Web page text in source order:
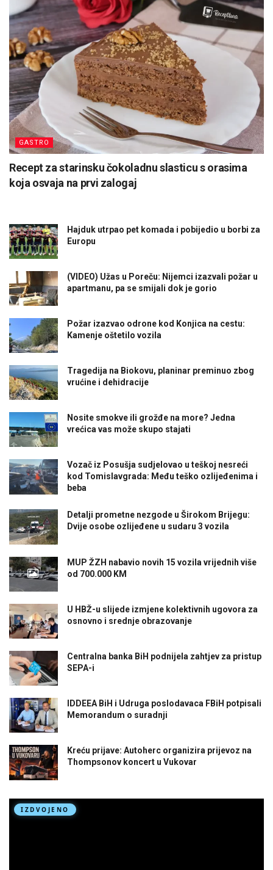
GASTRO
Recept za starinsku čokoladnu slasticu s orasima
koja osvaja na prvi zalogaj
Hajduk utrpao pet komada i pobijedio u borbi za
Europu
(VIDEO) Užas u Poreču: Nijemci izazvali požar u
apartmanu, pa se smijali dok je gorio
Požar izazvao odrone kod Konjica na cestu:
Kamenje oštetilo vozila
Tragedija na Biokovu, planinar preminuo zbog
vrućine i dehidracije
Nosite smokve ili grožđe na more? Jedna
vrećica vas može skupo stajati
Vozač iz Posušja sudjelovao u teškoj nesreći
kod Tomislavgrada: Među teško ozlijeđenima i
beba
Detalji prometne nezgode u Širokom Brijegu:
Dvije osobe ozlijeđene u sudaru 3 vozila
MUP ŽZH nabavio novih 15 vozila vrijednih više
od 700.000 KM
U HBŽ-u slijede izmjene kolektivnih ugovora za
osnovno i srednje obrazovanje
Centralna banka BiH podnijela zahtjev za pristup
SEPA-i
IDDEEA BiH i Udruga poslodavaca FBiH potpisali
Memorandum o suradnji
Kreću prijave: Autoherc organizira prijevoz na
Thompsonov koncert u Vukovar